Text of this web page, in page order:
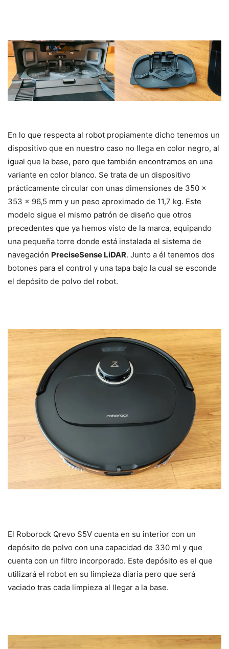
En lo que respecta al robot propiamente dicho tenemos un
dispositivo que en nuestro caso no llega en color negro, al
igual que la base, pero que también encontramos en una
variante en color blanco. Se trata de un dispositivo
prácticamente circular con unas dimensiones de 350 x
353 x 96,5 mm y un peso aproximado de 11,7 kg. Este
modelo sigue el mismo patrón de diseño que otros
precedentes que ya hemos visto de la marca, equipando
una pequeña torre donde está instalada el sistema de
navegación PreciseSense LiDAR. Junto a él tenemos dos
botones para el control y una tapa bajo la cual se esconde
el depósito de polvo del robot.
El Roborock Qrevo S5V cuenta en su interior con un
depósito de polvo con una capacidad de 330 ml y que
cuenta con un filtro incorporado. Este depósito es el que
utilizará el robot en su limpieza diaria pero que será
vaciado tras cada limpieza al llegar a la base.